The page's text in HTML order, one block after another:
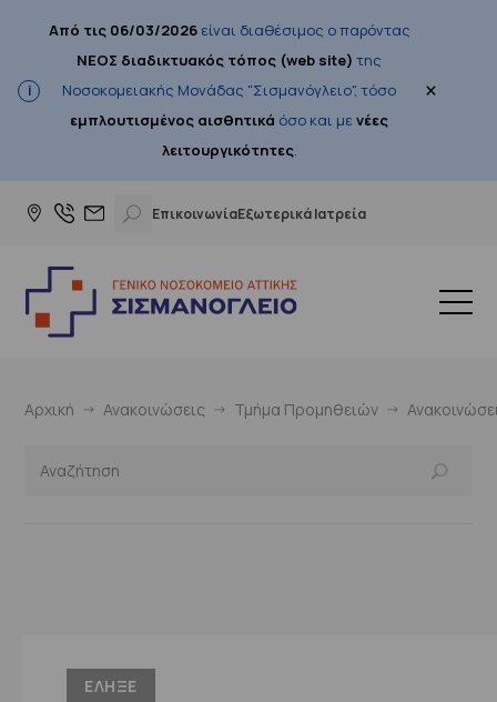
Από τις 06/03/2026είναι διαθέσιμος ο παρόντας
ΝΕΟΣ διαδικτυακός τόπος (web site) της
Νοσοκομειακής Μονάδας "Σισμανόγλειο", τόσο
εμπλουτισμένος αισθητικά όσο και μενέες
λειτουργικότητες.
×
ΕπικοινωνίαΕξωτερικά Ιατρεία
Αρχική Ανακοινώσεις Τμήμα Προμηθειών
ΕΛΗΞΕ